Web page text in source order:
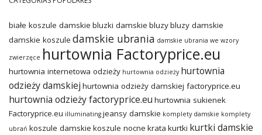
białe koszule damskie bluzki damskie bluzybluzy damskie
damskie koszule damskie ubrania damskie ubrania we wzory
zwierzęce hurtownia Factoryprice.eu
hurtownia internetowa odzieży hurtownia odzieży hurtownia
odzieży damskiej hurtownia odzieży damskiej factoryprice.eu
hurtownia odzieży factoryprice.eu hurtownia sukienek
Factoryprice.eu illuminating jeansy damskie komplety damskie komplety
ubrań koszule damskie koszule nocne krata kurtki kurtki damskie